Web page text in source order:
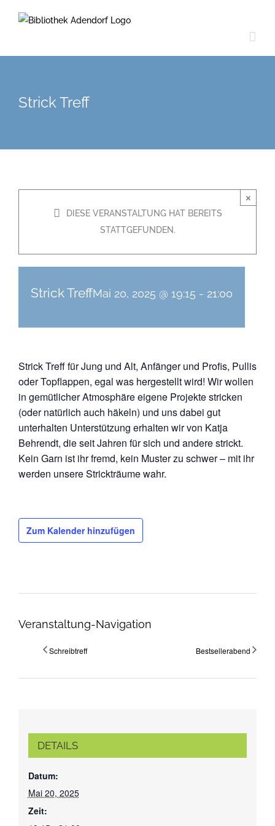
Inhalt
Strick Treff
×
DIESE VERANSTALTUNG HAT BEREITS
STATTGEFUNDEN.
Strick TreffMai 20, 2025 @ 19:15 - 21:00
Strick Treff für Jung und Alt, Anfänger und Profis, Pullis
oder Topflappen, egal was hergestellt wird! Wir wollen
in gemütlicher Atmosphäre eigene Projekte stricken
(oder natürlich auch häkeln) und uns dabei gut
unterhalten Unterstützung erhalten wir von Katja
Behrendt, die seit Jahren für sich und andere strickt.
Kein Garn ist ihr fremd, kein Muster zu schwer – mit ihr
werden unsere Strickträume wahr.
Zum Kalender hinzufügen
Veranstaltung-Navigation
Schreibtreff Bestsellerabend
DETAILS
Datum:
Mai 20, 2025
Zeit: